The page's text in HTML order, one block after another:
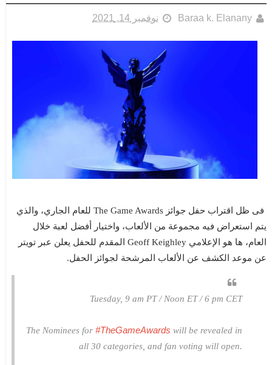
Baraa k. Elanany نوفمبر 14, 2021
فى ظل اقتراب حفل جوائز The Game Awards للعام الجاري، والذي
يتم استعراض فيه مجموعة من الألعاب، واختيار أفضل لعبة خلال
العام، ها هو الإعلامي Geoff Keighley المقدم للحفل يعلن عبر تويتر
عن موعد الكشف عن الألعاب المرشحة لجوائز الحفل.
Tuesday, 9 am PT / Noon ET / 6 pm CET
The Nominees for#TheGameAwards will be revealed in
all 30 categories, and fan voting will open.